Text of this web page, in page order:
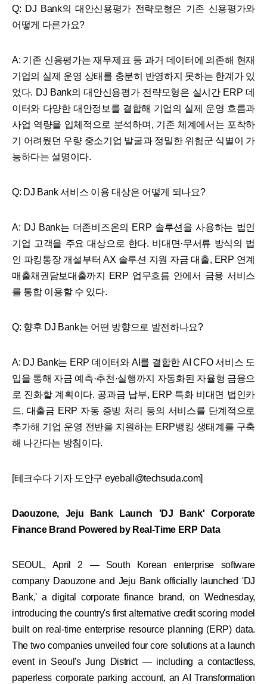
Q: DJ Bank의 대안신용평가 전략모형은 기존 신용평가와
어떻게 다른가요?
A: 기존 신용평가는 재무제표 등 과거 데이터에 의존해 현재
기업의 실제 운영 상태를 충분히 반영하지 못하는 한계가 있
었다. DJ Bank의 대안신용평가 전략모형은 실시간 ERP 데
이터와 다양한 대안정보를 결합해 기업의 실제 운영 흐름과
사업 역량을 입체적으로 분석하며, 기존 체계에서는 포착하
기 어려웠던 우량 중소기업 발굴과 정밀한 위험군 식별이 가
능하다는 설명이다.
Q: DJ Bank 서비스 이용 대상은 어떻게 되나요?
A: DJ Bank는 더존비즈온의 ERP 솔루션을 사용하는 법인
기업 고객을 주요 대상으로 한다. 비대면·무서류 방식의 법
인 파킹통장 개설부터 AX 솔루션 지원 자금 대출, ERP 연계
매출채권담보대출까지 ERP 업무흐름 안에서 금융 서비스
를 통합 이용할 수 있다.
Q: 향후 DJ Bank는 어떤 방향으로 발전하나요?
A: DJ Bank는 ERP 데이터와 AI를 결합한 AI CFO 서비스 도
입을 통해 자금 예측·추천·실행까지 자동화된 자율형 금융으
로 진화할 계획이다. 공과금 납부, ERP 특화 비대면 법인카
드, 대출금 ERP 자동 증빙 처리 등의 서비스를 단계적으로
추가해 기업 운영 전반을 지원하는 ERP뱅킹 생태계를 구축
해 나간다는 방침이다.
[테크수다 기자 도안구 eyeball@techsuda.com]
Daouzone, Jeju Bank Launch 'DJ Bank' Corporate
Finance Brand Powered by Real-Time ERP Data
SEOUL, April 2 — South Korean enterprise software
company Daouzone and Jeju Bank officially launched 'DJ
Bank,' a digital corporate finance brand, on Wednesday,
introducing the country's first alternative credit scoring model
built on real-time enterprise resource planning (ERP) data.
The two companies unveiled four core solutions at a launch
event in Seoul's Jung District — including a contactless,
paperless corporate parking account, an AI Transformation